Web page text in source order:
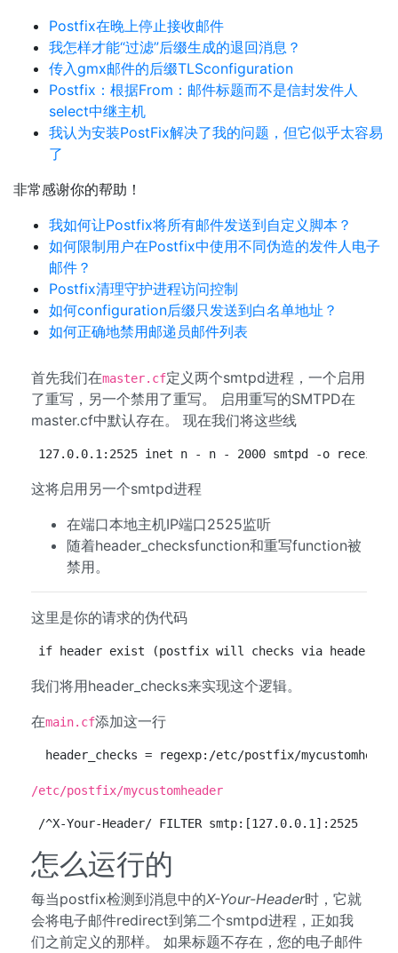
Postfix在晚上停止接收邮件
我怎样才能“过滤”后缀生成的退回消息？
传入gmx邮件的后缀TLSconfiguration
Postfix：根据From：邮件标题而不是信封发件人
select中继主机
我认为安装PostFix解决了我的问题，但它似乎太容易
了
非常感谢你的帮助！
我如何让Postfix将所有邮件发送到自定义脚本？
如何限制用户在Postfix中使用不同伪造的发件人电子
邮件？
Postfix清理守护进程访问控制
如何configuration后缀只发送到白名单地址？
如何正确地禁用邮递员邮件列表
首先我们在master.cf定义两个smtpd进程，一个启用
了重写，另一个禁用了重写。 启用重写的SMTPD在
master.cf中默认存在。 现在我们将这些线
127.0.0.1:2525 inet n - n - 2000 smtpd -o
这将启用另一个smtpd进程
在端口本地主机IP端口2525监听
随着header_checksfunction和重写function被
禁用。
这里是你的请求的伪代码
if header exist (postfix will checks via
我们将用header_checks来实现这个逻辑。
在main.cf添加这一行
header_checks = regexp:/etc/postfix/
/etc/postfix/mycustomheader
/^X-Your-Header/ FILTER smtp:[127.0.0.1]:2525
怎么运行的
每当postfix检测到消息中的X-Your-Header时，它就
会将电子邮件redirect到第二个smtpd进程，正如我
们之前定义的那样。 如果标题不存在，您的电子邮件